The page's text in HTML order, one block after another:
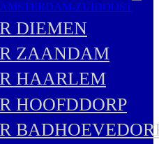
ZUIDOOST
DIEMEN
ZAANDAM
HAARLEM
HOOFDDORP